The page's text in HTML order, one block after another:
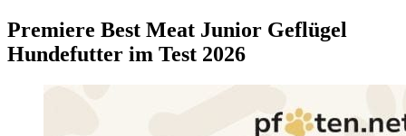
Premiere Best Meat Junior Geflügel
Hundefutter im Test 2026